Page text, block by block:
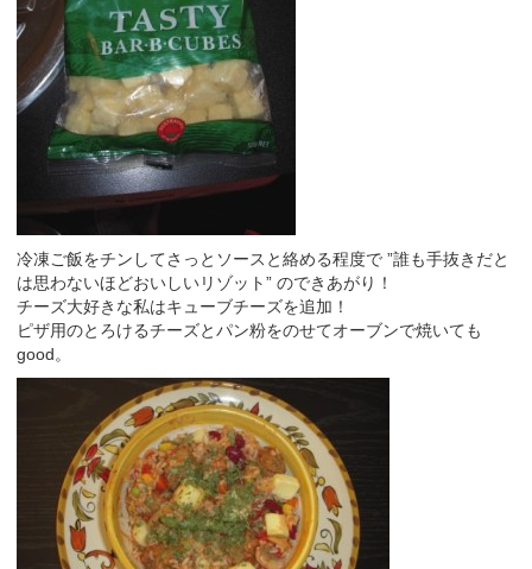
冷凍ご飯をチンしてさっとソースと絡める程度で ”誰も手抜きだと
は思わないほどおいしいリゾット” のできあがり！
チーズ大好きな私はキューブチーズを追加！
ピザ用のとろけるチーズとパン粉をのせてオーブンで焼いても
good。